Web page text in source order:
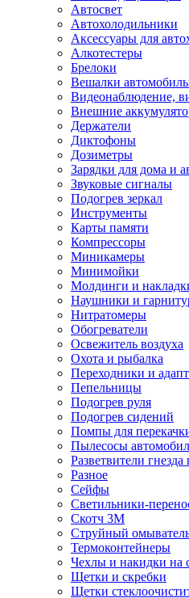
Aвтосвет
Автохолодильники
Аксессуары для
Алкотестеры
Брелоки
Вешалки
Видеонаблюдение,
Внешние
Держатели
Диктофоны
Дозиметры
Зарядки для дома и
Звуковые сигналы
Подогрев зеркал
Инструменты
Карты памяти
Компрессоры
Миникамеры
Минимойки
Молдинги и
Наушники и
Нитратомеры
Обогреватели
Освежитель воздуха
Охота и рыбалка
Переходники и
Пепельницы
Подогрев руля
Подогрев сидений
Помпы для
Пылесосы
Разветвители
Разное
Сейфы
Светильники-
Скотч 3М
Струйный
Термоконтейнеры
Чехлы и накидки на
Щетки и скребки
Щетки